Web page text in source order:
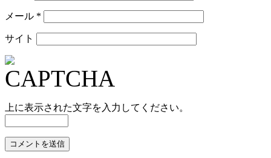
メール *
サイト
上に表示された文字を入力してください。